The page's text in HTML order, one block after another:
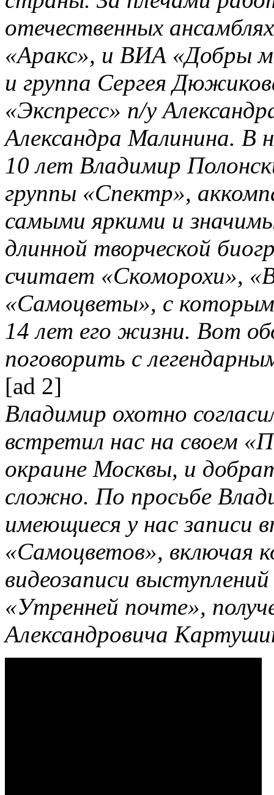
отечественных
«Аракс», и ВИА «Добры
и группа Сергея
«Экспресс» п/у
Александра Малинина. В
10 лет Владимир
группы «Спектр»,
самыми яркими и
длинной творческой
считает «Скоморохи»,
«Самоцветы», с
14 лет его жизни. Вот
поговорить с
[ad 2]
Владимир охотно
встретил нас на своем
окраине Москвы, и
сложно. По просьбе
имеющиеся у нас записи
«Самоцветов», включая
видеозаписи
«Утренней почте»,
Александровича